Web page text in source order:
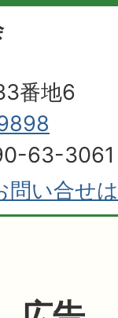
番地6
63-3061
問い合せ